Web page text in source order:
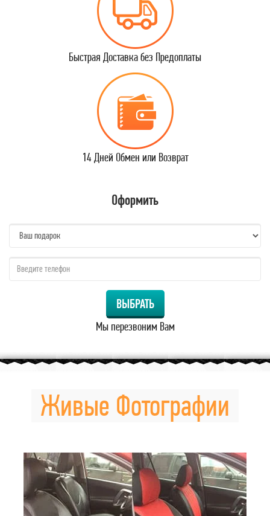
Быстрая Доставка без Предоплаты
14 Дней Обмен или Возврат
Оформить
ВЫБРАТЬ
Мы перезвоним Вам
Живые Фотографии